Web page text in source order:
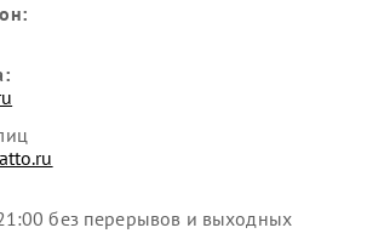
без перерывов и выходных